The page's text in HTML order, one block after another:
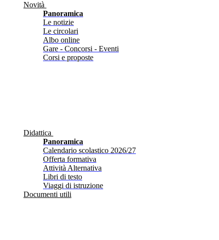
Novità
Panoramica
Le notizie
Le circolari
Albo online
Gare - Concorsi - Eventi
Corsi e proposte
Didattica
Panoramica
Calendario scolastico 2026/27
Offerta formativa
Attività Alternativa
Libri di testo
Viaggi di istruzione
Documenti utili